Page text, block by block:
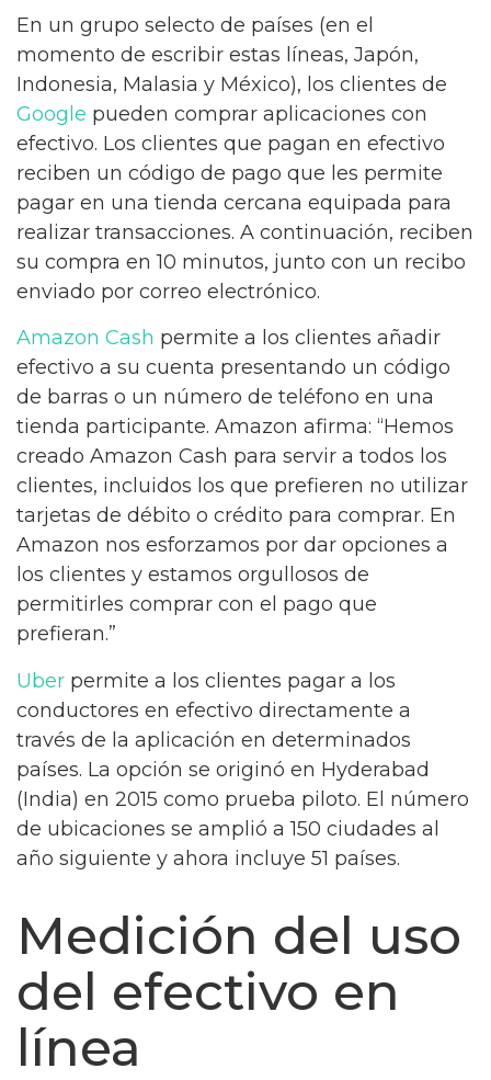
En un grupo selecto de países (en el
momento de escribir estas líneas, Japón,
Indonesia, Malasia y México), los clientes de
Google pueden comprar aplicaciones con
efectivo. Los clientes que pagan en efectivo
reciben un código de pago que les permite
pagar en una tienda cercana equipada para
realizar transacciones. A continuación, reciben
su compra en 10 minutos, junto con un recibo
enviado por correo electrónico.
Amazon Cash permite a los clientes añadir
efectivo a su cuenta presentando un código
de barras o un número de teléfono en una
tienda participante. Amazon afirma: “Hemos
creado Amazon Cash para servir a todos los
clientes, incluidos los que prefieren no utilizar
tarjetas de débito o crédito para comprar. En
Amazon nos esforzamos por dar opciones a
los clientes y estamos orgullosos de
permitirles comprar con el pago que
prefieran.”
Uber permite a los clientes pagar a los
conductores en efectivo directamente a
través de la aplicación en determinados
países. La opción se originó en Hyderabad
(India) en 2015 como prueba piloto. El número
de ubicaciones se amplió a 150 ciudades al
año siguiente y ahora incluye 51 países.
Medición del uso
del efectivo en
línea